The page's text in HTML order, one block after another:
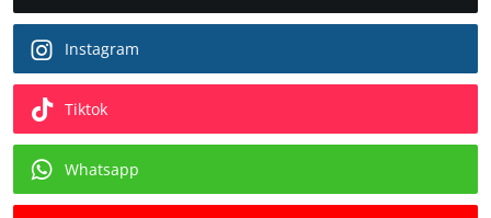
Instagram
Tiktok
Whatsapp